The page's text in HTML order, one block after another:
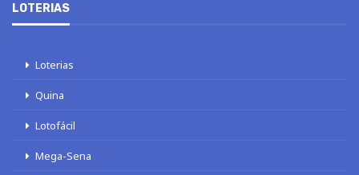
LOTERIAS
Loterias
Quina
Lotofácil
Mega-Sena